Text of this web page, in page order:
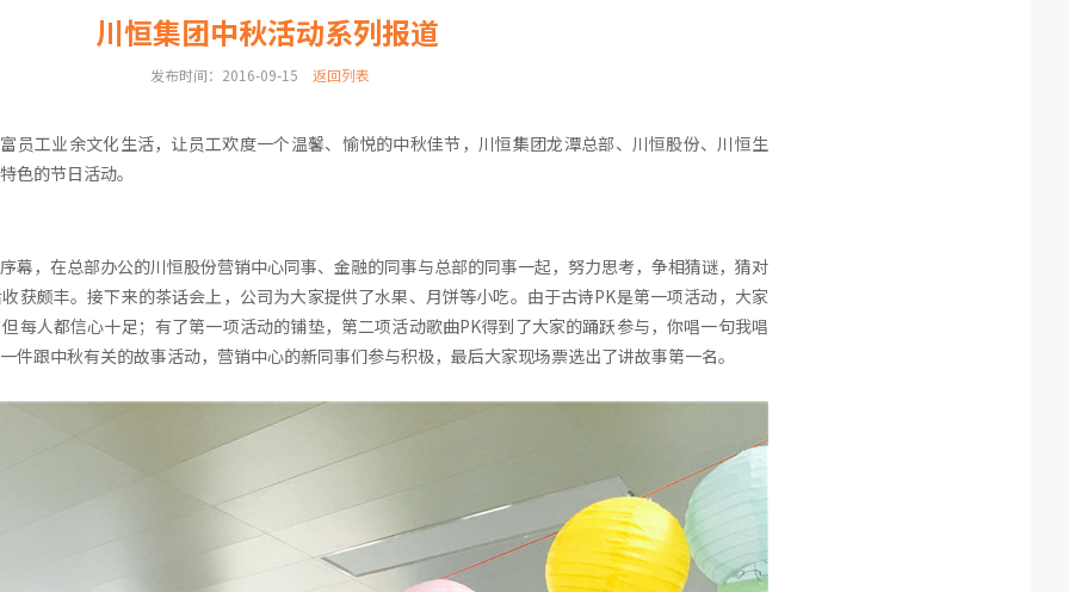
川恒集团中秋活动系列报道
发布时间：2016-09-15 返回列表
员工业余文化生活，让员工欢度一个温馨、愉悦的中秋佳节，川恒集团龙潭总部、川恒股份、川恒生
色的节日活动。
幕，在总部办公的川恒股份营销中心同事、金融的同事与总部的同事一起，努力思考，争相猜谜，猜对
获颇丰。接下来的茶话会上，公司为大家提供了水果、月饼等小吃。由于古诗PK是第一项活动，大家
每人都信心十足；有了第一项活动的铺垫，第二项活动歌曲PK得到了大家的踊跃参与，你唱一句我唱
件跟中秋有关的故事活动，营销中心的新同事们参与积极，最后大家现场票选出了讲故事第一名。